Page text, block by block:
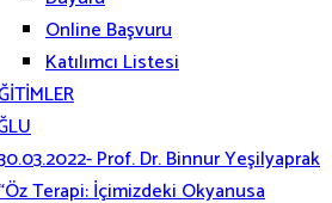
Online Başvuru
Katılımcı Listesi
Prof. Dr. Binnur Yeşilyaprak
Terapi: İçimizdeki Okyanusa